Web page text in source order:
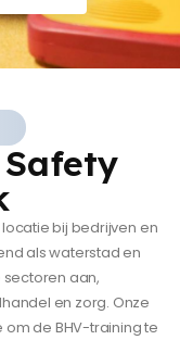
Safety
bij bedrijven en
als waterstad en
aan,
en zorg. Onze
de BHV-training te